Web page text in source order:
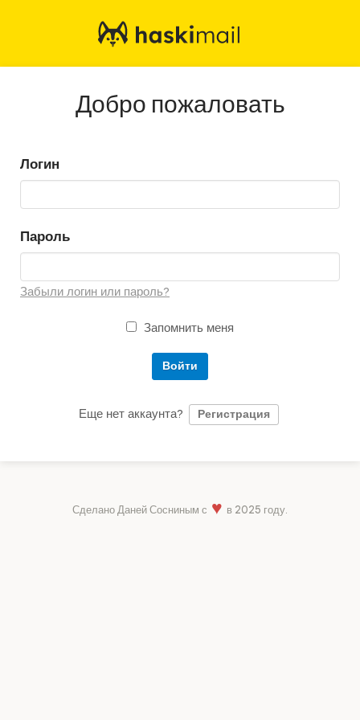
Добро пожаловать
Логин
Пароль
Забыли логин или пароль?
Запомнить меня
Войти
Еще нет аккаунта? Регистрация
Сделано Даней Сосниным с ♥ в 2025 году.